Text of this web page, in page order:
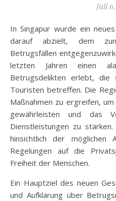
Juli
In Singapur wurde ein neues Gesetz verabschiedet, das
darauf abzielt, dem
Betrugsfällen
letzten Jahren einen
Betrugsdelikten erlebt, die
Touristen betreffen. Die
Maßnahmen zu ergreifen,
gewährleisten und das
Dienstleistungen zu
hinsichtlich der möglichen
Regelungen auf die
Freiheit der Menschen.
Ein Hauptziel des neuen
und Aufklärung über